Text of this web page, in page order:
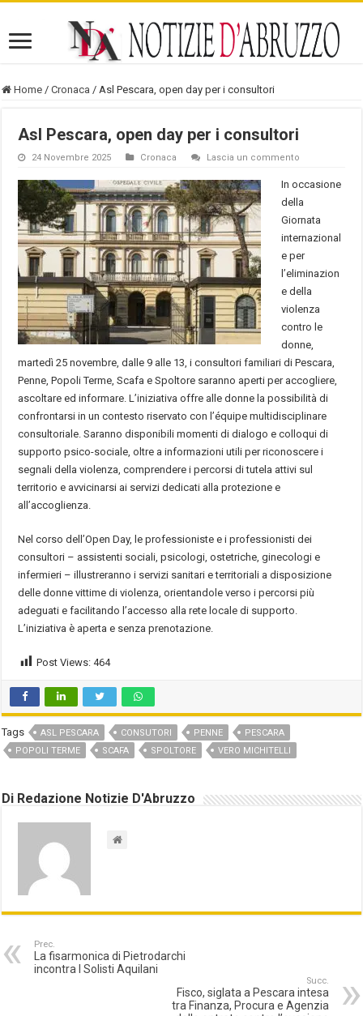
Home / Cronaca / Asl Pescara, open day per i consultori
Asl Pescara, open day per i consultori
24 Novembre 2025 Cronaca Lascia un commento
In occasione
della
Giornata
internazional
e per
l’eliminazion
e della
violenza
contro le
donne,
martedì 25 novembre, dalle 9 alle 13, i consultori familiari di Pescara,
Penne, Popoli Terme, Scafa e Spoltore saranno aperti per accogliere,
ascoltare ed informare. L’iniziativa offre alle donne la possibilità di
confrontarsi in un contesto riservato con l’équipe multidisciplinare
consultoriale. Saranno disponibili momenti di dialogo e colloqui di
supporto psico-sociale, oltre a informazioni utili per riconoscere i
segnali della violenza, comprendere i percorsi di tutela attivi sul
territorio e avvicinarsi ai servizi dedicati alla protezione e
all’accoglienza.
Nel corso dell’Open Day, le professioniste e i professionisti dei
consultori – assistenti sociali, psicologi, ostetriche, ginecologi e
infermieri – illustreranno i servizi sanitari e territoriali a disposizione
delle donne vittime di violenza, orientandole verso i percorsi più
adeguati e facilitando l’accesso alla rete locale di supporto.
L’iniziativa è aperta e senza prenotazione.
Post Views: 464
Tags ASL PESCARA CONSUTORI PENNE
PESCARA
POPOLI TERME
SCAFA SPOLTORE VERO MICHITELLI
Di Redazione Notizie D'Abruzzo
Prec.
La fisarmonica di Pietrodarchi
incontra I Solisti Aquilani
Succ.
Fisco, siglata a Pescara intesa
tra Finanza, Procura e Agenzia